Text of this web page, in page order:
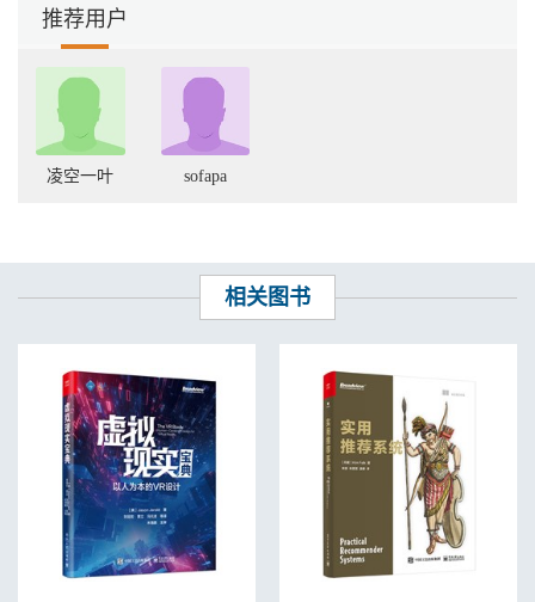
7.3.2 配置服务注册信息 102
7.4 服务部署测试 108
7.4.1 编写测试类 108
7.4.2 服务打包部署 109
7.4.3 运行测试 111
7.5 使用Consul与Actuator实现健康检查 111
第8章 微服务配置管理 114
8.1 初识Archaius 114
8.1.1 为什么要使用Archaius 114
8.1.2 Archaius原理 114
8.2 使用Consul-KV实现配置集中管理 115
8.3 使用Archaius实现动态获取配置 116
8.3.1 搭建项目框架 116
8.3.2 创建配置信息读取源 118
8.3.3 实现服务启动时读取配置信息 120
8.3.4 动态获取配置信息 122
8.3.5 将配置信息动态加入Spring属性源的思路 123
8.4 再学一招：Archaius关键源码解析 123
8.4.1 构造动态属性源 123
推荐用户
凌空一叶 sofapa
相关图书